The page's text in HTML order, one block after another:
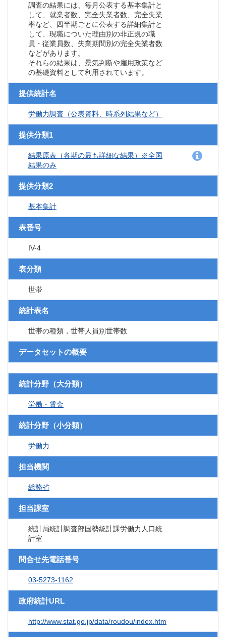
調査の結果には、毎月公表する基本集計と
して、就業者数、完全失業者数、完全失業
率など、四半期ごとに公表する詳細集計と
して、現職についた理由別の非正規の職
員・従業員数、失業期間別の完全失業者数
などがあります。
それらの結果は、景気判断や雇用政策など
の基礎資料として利用されています。
提供統計名
労働力調査（公表資料、時系列結果など）
提供分類1
結果原表（各期の最も詳細な結果）※全国
結果のみ
提供分類2
基本集計
表番号
IV-4
表分類
世帯
統計表名
世帯の種類，世帯人員別世帯数
データセットの概要
統計分野（大分類）
労働・賃金
統計分野（小分類）
労働力
担当機関
総務省
担当課室
統計局統計調査部国勢統計課労働力人口統
計室
問合せ先電話番号
03-5273-1162
政府統計URL
http://www.stat.go.jp/data/roudou/index.htm